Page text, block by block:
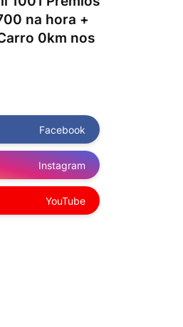
na hora +
0km nos
Facebook
Instagram
YouTube